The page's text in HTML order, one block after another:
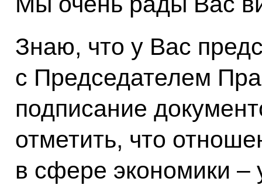
Знаю, что у Вас
с Председателем
подписание
отметить, что
в сфере экономики